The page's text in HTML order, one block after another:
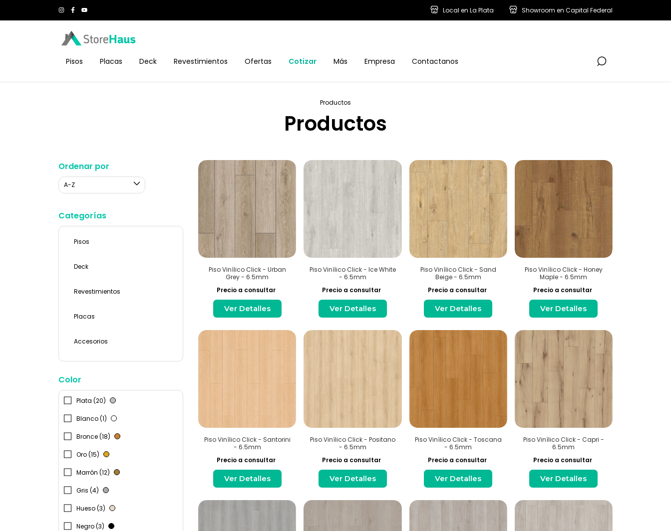
Local en La Plata Showroom en Capital Federal
Pisos Placas Deck Revestimientos Ofertas Cotizar Más Empresa Contactanos
Productos
Productos
Ordenar por
Categorías
Pisos
Deck
Revestimientos
Placas
Accesorios
Color
Plata (20)
Blanco (1)
Bronce (18)
Oro (15)
Marrón (12)
Gris (4)
Hueso (3)
Negro (3)
Piso Vinílico Click - Urban
Grey - 6.5mm
Precio a consultar
Ver Detalles
Piso Vinílico Click - Ice White
- 6.5mm
Precio a consultar
Ver Detalles
Piso Vinílico Click - Sand
Beige - 6.5mm
Precio a consultar
Ver Detalles
Piso Vinílico Click - Honey
Maple - 6.5mm
Precio a consultar
Ver Detalles
Piso Vinílico Click - Santorini
- 6.5mm
Precio a consultar
Ver Detalles
Piso Vinílico Click - Positano
- 6.5mm
Precio a consultar
Ver Detalles
Piso Vinílico Click - Toscana
- 6.5mm
Precio a consultar
Ver Detalles
Piso Vinílico Click - Capri -
6.5mm
Precio a consultar
Ver Detalles